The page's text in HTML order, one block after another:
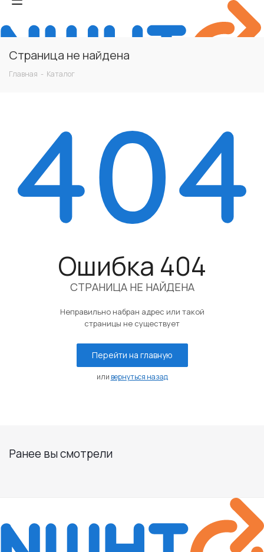
Страница не найдена
Главная - Каталог
Ошибка 404
СТРАНИЦА НЕ НАЙДЕНА
Неправильно набран адрес или такой
страницы не существует
Перейти на главную
или вернуться назад
Ранее вы смотрели